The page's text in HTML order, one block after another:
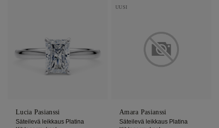
Lucia Pasianssi
Säteilevä leikkaus Platina
UUSI
Amara Pasianssi
Säteilevä leikkaus Platina